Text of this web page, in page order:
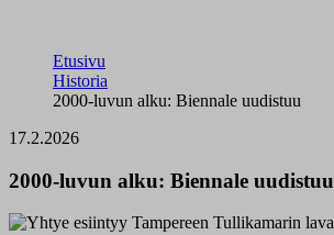
Etusivu
Historia
2000-luvun alku: Biennale uudistuu
17.2.2026
2000-luvun alku: Biennale uudistuu